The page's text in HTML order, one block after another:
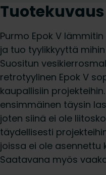
Tuotekuvaus
Purmo Epok V
ja tuo tyylikkyyttä
Suositun
retrotyylinen Epok V
kaupallisiin
ensimmäinen täysin
joten siinä ei ole
täydellisesti
joissa ei ole asennettu
Saatavana myös